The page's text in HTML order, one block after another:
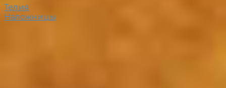
Телия
Наложницы